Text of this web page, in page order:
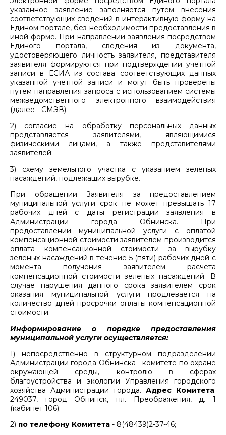
указанное заявление заполняется путем внесения
соответствующих сведений в интерактивную форму на
Едином портале, без необходимости предоставления в
иной форме. При направлении заявления посредством
Единого портала, сведения из документа,
удостоверяющего личность заявителя, представителя
заявителя формируются при подтверждении учетной
записи в ЕСИА из состава соответствующих данных
указанной учетной записи и могут быть проверены
путем направления запроса с использованием системы
межведомственного электронного взаимодействия
(далее - СМЭВ);
2) согласие на обработку персональных данных
представляется заявителями, являющимися
физическими лицами, а также представителями
заявителей;
3) схему земельного участка с указанием зеленых
насаждений, подлежащих вырубке.
При обращении Заявителя за предоставлением
муниципальной услуги срок не может превышать 17
рабочих дней с даты регистрации заявления в
Администрации города Обнинска. При
предоставлении муниципальной услуги с оплатой
компенсационной стоимости заявителем производится
оплата компенсационной стоимости за вырубку
зеленых насаждений в течение 5 (пяти) рабочих дней с
момента получения заявителем расчета
компенсационной стоимости зеленых насаждений. В
случае нарушения данного срока заявителем срок
оказания муниципальной услуги продлевается на
количество дней просрочки оплаты компенсационной
стоимости.
Информирование о порядке предоставления
муниципальной услуги осуществляется:
1) непосредственно в структурном подразделении
Администрации города Обнинска - комитете по охране
окружающей среды, контролю в сферах
благоустройства и экологии Управления городского
хозяйства Администрации города. Адрес Комитета:
249037, город Обнинск, пл. Преображения, д. 1
(кабинет 106);
2) по телефону Комитета - 8(48439)2-37-46;